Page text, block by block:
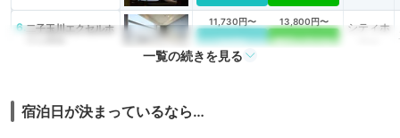
6.二子玉川エクセルホ
11,730円〜
icotto
13,800円〜
楽天トラベル
シティホ
一覧の続きを見る
宿泊日が決まっているなら…